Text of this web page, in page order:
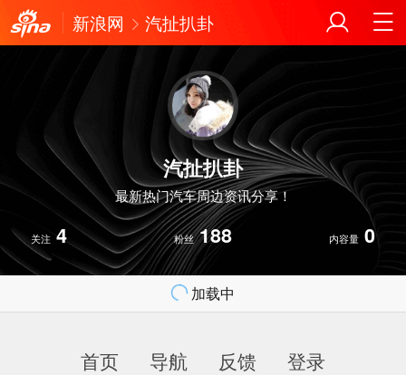
新浪网 汽扯扒卦
汽扯扒卦
最新热门汽车周边资讯分享！
关注 4 粉丝 188 内容量 0
加载中
首页 导航 反馈 登录